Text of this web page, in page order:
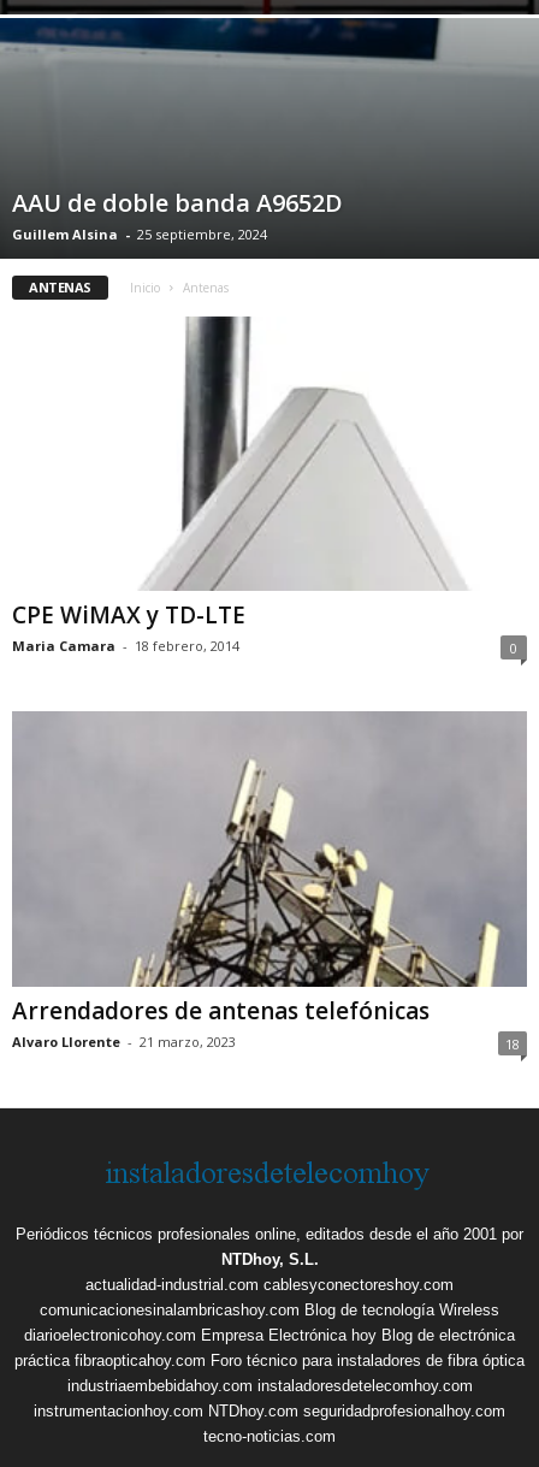
AAU de doble banda A9652D
Guillem Alsina - 25 septiembre, 2024
ANTENAS Inicio Antenas
CPE WiMAX y TD-LTE
Maria Camara - 18 febrero, 2014 0
Arrendadores de antenas telefónicas
Alvaro Llorente - 21 marzo, 2023 18
Periódicos técnicos profesionales online, editados desde el año 2001 por
NTDhoy, S.L.
actualidad-industrial.com cablesyconectoreshoy.com
comunicacionesinalambricashoy.com Blog de tecnología Wireless
diarioelectronicohoy.com Empresa Electrónica hoy Blog de electrónica
práctica fibraopticahoy.com Foro técnico para instaladores de fibra óptica
industriaembebidahoy.com instaladoresdetelecomhoy.com
instrumentacionhoy.com NTDhoy.com seguridadprofesionalhoy.com
tecno-noticias.com